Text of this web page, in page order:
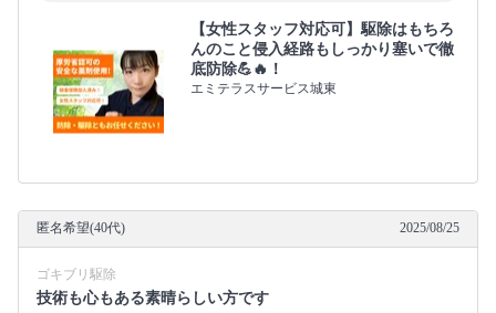
【女性スタッフ対応可】駆除はもちろ
んのこと侵入経路もしっかり塞いで徹
底防除💪🔥！
エミテラスサービス城東
匿名希望(40代) 2025/08/25
ゴキブリ駆除
技術も心もある素晴らしい方です